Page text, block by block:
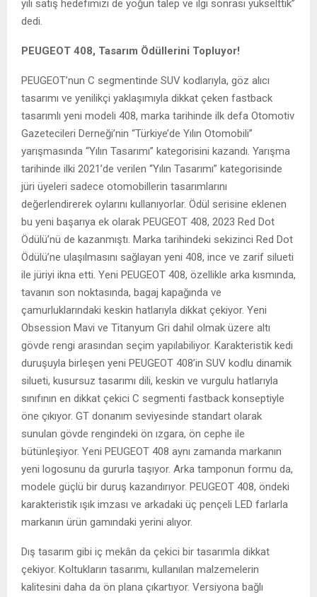
yılı satış hedefimizi de yoğun talep ve ilgi sonrası yükselttik”
dedi.
PEUGEOT 408, Tasarım Ödüllerini Topluyor!
PEUGEOT’nun C segmentinde SUV kodlarıyla, göz alıcı
tasarımı ve yenilikçi yaklaşımıyla dikkat çeken fastback
tasarımlı yeni modeli 408, marka tarihinde ilk defa Otomotiv
Gazetecileri Derneği’nin “Türkiye’de Yılın Otomobili”
yarışmasında “Yılın Tasarımı” kategorisini kazandı. Yarışma
tarihinde ilki 2021’de verilen “Yılın Tasarımı” kategorisinde
jüri üyeleri sadece otomobillerin tasarımlarını
değerlendirerek oylarını kullanıyorlar. Ödül serisine eklenen
bu yeni başarıya ek olarak PEUGEOT 408, 2023 Red Dot
Ödülü’nü de kazanmıştı. Marka tarihindeki sekizinci Red Dot
Ödülü’ne ulaşılmasını sağlayan yeni 408, ince ve zarif silueti
ile jüriyi ikna etti. Yeni PEUGEOT 408, özellikle arka kısmında,
tavanın son noktasında, bagaj kapağında ve
çamurluklarındaki keskin hatlarıyla dikkat çekiyor. Yeni
Obsession Mavi ve Titanyum Gri dahil olmak üzere altı
gövde rengi arasından seçim yapılabiliyor. Karakteristik kedi
duruşuyla birleşen yeni PEUGEOT 408’in SUV kodlu dinamik
silueti, kusursuz tasarımı dili, keskin ve vurgulu hatlarıyla
sınıfının en dikkat çekici C segmenti fastback konseptiyle
öne çıkıyor. GT donanım seviyesinde standart olarak
sunulan gövde rengindeki ön ızgara, ön cephe ile
bütünleşiyor. Yeni PEUGEOT 408 aynı zamanda markanın
yeni logosunu da gururla taşıyor. Arka tamponun formu da,
modele güçlü bir duruş kazandırıyor. PEUGEOT 408, öndeki
karakteristik ışık imzası ve arkadaki üç pençeli LED farlarla
markanın ürün gamındaki yerini alıyor.
Dış tasarım gibi iç mekân da çekici bir tasarımla dikkat
çekiyor. Koltukların tasarımı, kullanılan malzemelerin
kalitesini daha da ön plana çıkartıyor. Versiyona bağlı